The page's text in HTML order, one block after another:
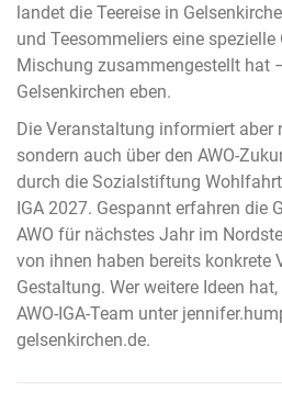
landet die Teereise in
und Teesommeliers eine spezielle
Mischung zusammengestellt hat
Gelsenkirchen eben.
Die Veranstaltung informiert aber
sondern auch über den AWO-
durch die Sozialstiftung
IGA 2027. Gespannt erfahren die
AWO für nächstes Jahr im
von ihnen haben bereits konkrete
Gestaltung. Wer weitere Ideen
AWO-IGA-Team unter
gelsenkirchen.de.